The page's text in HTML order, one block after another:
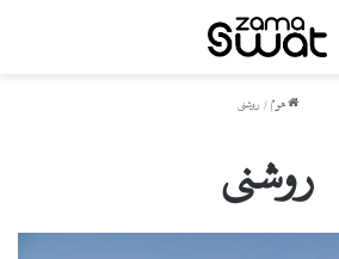
ھوم / روشنی
روشنی